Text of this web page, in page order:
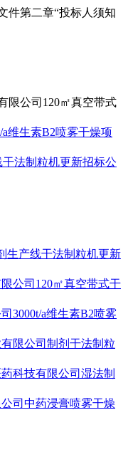
件第二章“投标人须知
限公司120㎡真空带式
维生素B2喷雾干燥项
法制粒机更新招标公
生产线干法制粒机更新
公司120㎡真空带式干
3000t/a维生素B2喷雾
限公司制剂干法制粒
科技有限公司湿法制
司中药浸膏喷雾干燥